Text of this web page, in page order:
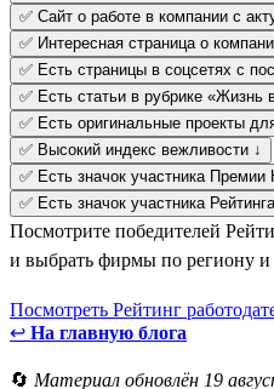
✅ Сайт о работе в компании с
✅ Интересная страница о
✅ Есть страницы в соцсетях с
✅ Есть статьи в рубрике «Жизнь
✅ Есть оригинальные проекты
✅ Высокий индекс вежливости ↓
✅ Есть значок участника Премии
✅ Есть значок участника
Посмотрите победителей
и выбрать фирмы по региону и
Посмотреть Рейтинг
↩ На главную блога
🔄 Материал обновлён 19